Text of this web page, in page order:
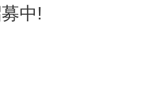
中!